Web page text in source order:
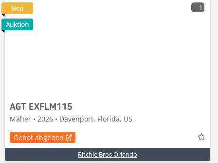
1
AGT EXFLM115
Mäher • 2026 • Davenport, Florida, US
Gebot abgeben
Ritchie Bros Orlando
Neu
Auktion